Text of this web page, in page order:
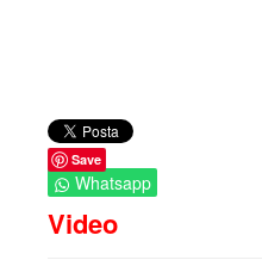
Save
Whatsapp
Video